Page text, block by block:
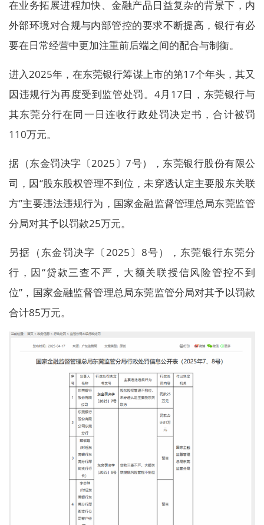
在业务拓展进程加快、金融产品日益复杂的背景下，内
外部环境对合规与内部管控的要求不断提高，银行有必
要在日常经营中更加注重前后端之间的配合与制衡。
进入2025年，在东莞银行筹谋上市的第17个年头，其又
因违规行为再度受到监管处罚。4月17日，东莞银行与
其东莞分行在同一日连收行政处罚决定书，合计被罚
110万元。
据（东金罚决字〔2025〕7号），东莞银行股份有限公
司，因“股东股权管理不到位，未穿透认定主要股东关联
方”主要违法违规行为，国家金融监督管理总局东莞监管
分局对其予以罚款25万元。
另据（东金罚决字〔2025〕8号），东莞银行东莞分
行，因“贷款三查不严，大额关联授信风险管控不到
位”，国家金融监督管理总局东莞监管分局对其予以罚款
合计85万元。